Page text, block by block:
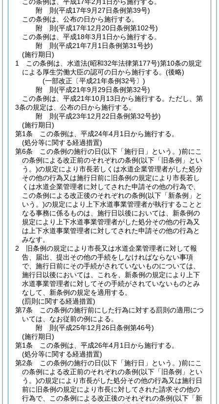
附 則(平成17年9月27日条例第39号)
この条例は、公布の日から施行する。
附 則(平成17年12月20日条例第102号)
この条例は、平成18年3月1日から施行する。
附 則(平成21年7月1日条例第31号抄)
(施行期日)
1
この条例は、水道法(昭和32年法律第177号)第10条の規定
による厚生労働大臣の認可の日から施行する。 (後略)
(一部改正〔平成21年条例32号〕)
附 則(平成21年9月29日条例第32号)
この条例は、平成21年10月13日から施行する。 ただし、第
3条の規定は、公布の日から施行する。
附 則(平成23年12月22日条例第32号抄)
(施行期日)
第1条
この条例は、平成24年4月1日から施行する。
(処分等に関する経過措置)
第6条
この条例の施行の日(以下「施行日」という。)前にこ
の条例による改正前のそれぞれの条例(以下「旧条例」とい
う。)の規定により市長若しくは水道企業管理者がした処分
その他の行為又は施行日前に旧条例の規定により市長若し
くは水道企業管理者に対してされた申請その他の行為で、
この条例による改正後のそれぞれの条例(以下「新条例」と
いう。)の規定により上下水道事業管理者が執行することと
なる事務に係るものは、施行日以後においては、新条例の
規定により上下水道事業管理者がした処分その他の行為又
は上下水道事業管理者に対してされた申請その他の行為と
みなす。
2
旧条例の規定により市長又は水道企業管理者に対して報
告、届出、提出その他の手続をしなければならない事項
で、施行日前にその手続がされていないものについては、
施行日以後においては、これを、新条例の規定により上下
水道事業管理者に対してその手続がされていないものとみ
なして、新条例の規定を適用する。
(罰則に関する経過措置)
第7条
この条例の施行前にした行為に対する罰則の適用につ
いては、なお従前の例による。
附 則(平成25年12月26日条例第46号)
(施行期日)
第1条
この条例は、平成26年4月1日から施行する。
(処分等に関する経過措置)
第2条
この条例の施行の日(以下「施行日」という。)前にこ
の条例による改正前のそれぞれの条例(以下「旧条例」とい
う。)の規定により市長がした処分その他の行為又は施行日
前に旧条例の規定により市長に対してされた請求その他の
行為で、この条例による改正後のそれぞれの条例(以下「新